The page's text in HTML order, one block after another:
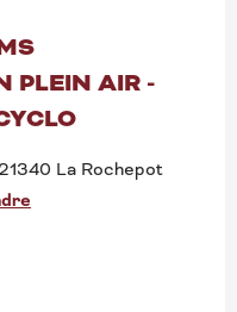
PLEIN AIR -
La Rochepot